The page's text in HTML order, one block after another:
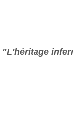
"L'héritage